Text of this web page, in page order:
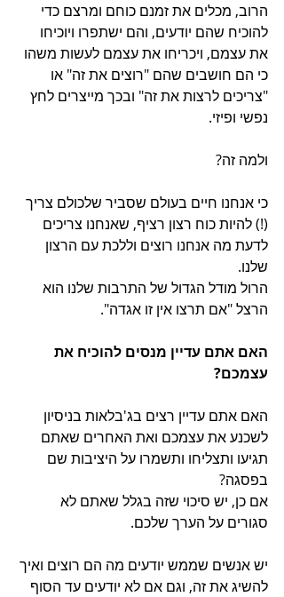
הרוב, מכלים את זמנם כוחם ומרצם כדי
להוכיח שהם יודעים, והם ישתפרו ויוכיחו
את עצמם, ויכריחו את עצמם לעשות משהו
כי הם חושבים שהם "רוצים את זה" או
"צריכים לרצות את זה" ובכך מייצרים לחץ
נפשי ופיזי.
ולמה זה?
כי אנחנו חיים בעולם שסביר שלכולם צריך
(!) להיות כוח רצון רציף, שאנחנו צריכים
לדעת מה אנחנו רוצים וללכת עם הרצון
שלנו.
הרול מודל הגדול של התרבות שלנו הוא
הרצל "אם תרצו אין זו אגדה".
האם אתם עדיין מנסים להוכיח את
עצמכם?
האם אתם עדיין רצים בג'בלאות בניסיון
לשכנע את עצמכם ואת האחרים שאתם
תגיעו ותצליחו ותשמרו על היציבות שם
בפסגה?
אם כן, יש סיכוי שזה בגלל שאתם לא
סגורים על הערך שלכם.
יש אנשים שממש יודעים מה הם רוצים ואיך
להשיג את זה, וגם אם לא יודעים עד הסוף